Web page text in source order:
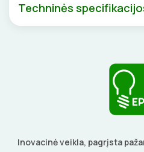
GELINĖS JUNGTYS
ĮKROVIMO
Įkrovimo stotelės
AUTOMATINIAI
KONTAKTORIAI
ATSUKTUVAI
REPLĖS
ELEKTRINIS
Techninės
Inovacinė veikla, pagrįsta